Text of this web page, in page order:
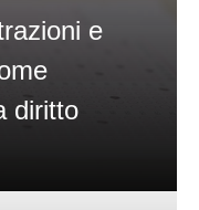
e
diritto